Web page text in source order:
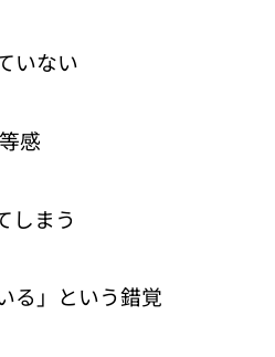
いない
感
しまう
る」という錯覚